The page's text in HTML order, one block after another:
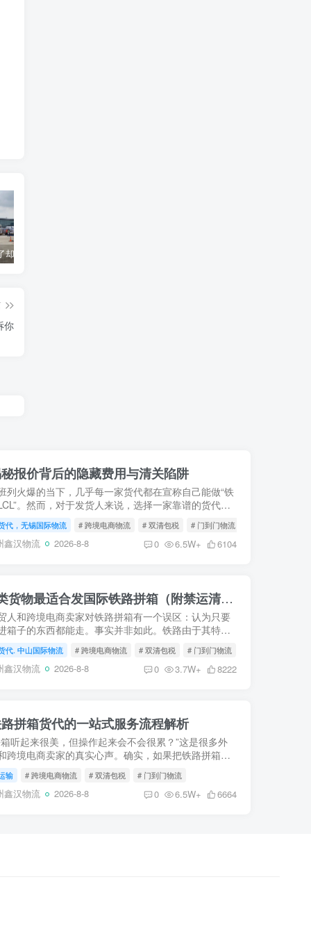
你
报价背后的隐藏费用与清关陷阱
列火爆的当下，几乎每一家货代都在宣称自己能做“铁
。然而，对于发货人来说，选择一家靠谱的货代，
会在报...
代，无锡国际物流 # 跨境电商物流 # 双清包税 # 门到门物流
鑫汉物流 2026-8-8 0 6.5W+ 6104
去欧洲散货走铁路？这5类货物最适合发国际铁路拼箱（附禁运清单）
人和跨境电商卖家对铁路拼箱有一个误区：认为只要
箱子的东西都能走。事实并非如此。铁路由于其特殊
性和过境监管要求（特别是经过俄罗斯、哈萨克斯坦
国家时），...
代. 中山国际物流 # 跨境电商物流 # 双清包税 # 门到门物流
鑫汉物流 2026-8-8 0 3.7W+ 8222
拼箱货代的一站式服务流程解析
听起来很美，但操作起来会不会很累？”这是很多外
跨境电商卖家的真实心声。确实，如果把铁路拼箱拆
它涉及国内集货、报关、干线运输、口岸换装、国外
箱分拨、...
输 # 跨境电商物流 # 双清包税 # 门到门物流
鑫汉物流 2026-8-8 0 6.5W+ 6664